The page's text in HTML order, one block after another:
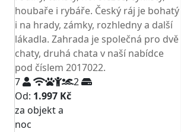
houbaře i rybáře. Český ráj je bohatý
i na hrady, zámky, rozhledny a další
lákadla. Zahrada je společná pro dvě
chaty, druhá chata v naší nabídce
pod číslem 2017022.
7
2
Od: 1.997 Kč
za objekt a
noc